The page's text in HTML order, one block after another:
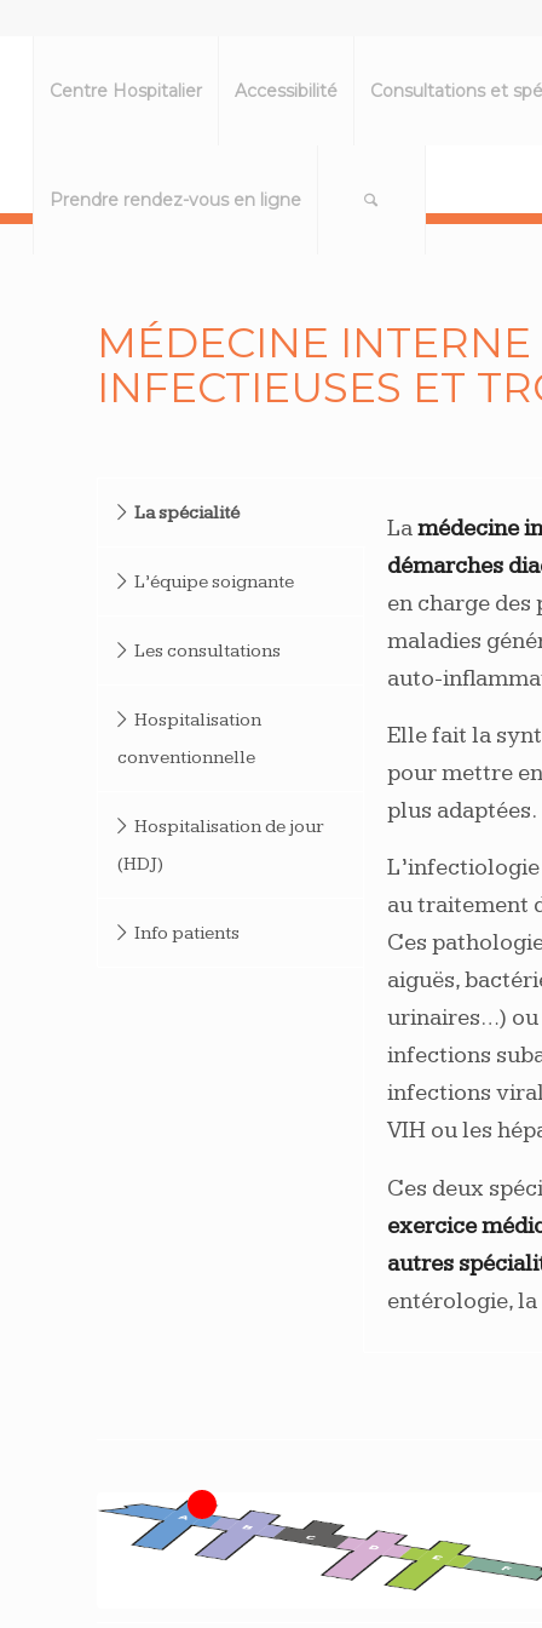
Centre Hospitalier Accessibilité Consultations et
Prendre rendez-vous en ligne
MÉDECINE
INFECTIEUSES ET
La spécialité
L’équipe soignante
Les consultations
Hospitalisation
conventionnelle
Hospitalisation de jour
(HDJ)
Info patients
Lamédecine
démarches
en charge
maladies
auto-
Elle fait la
pour mettre
plus adaptées.
au traitement
Ces
aiguës,
urinaires…) ou
infections
infections
VIH ou les
Ces deux
exercice
autres
entérologie,
1